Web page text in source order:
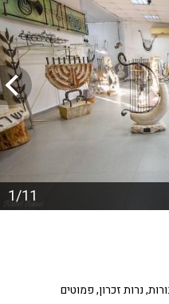
1/11
נרות זכרון, פמוטים